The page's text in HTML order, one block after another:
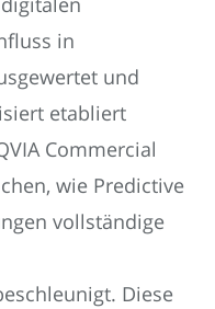
in
und
etabliert
Commercial
wie Predictive
vollständige
Diese